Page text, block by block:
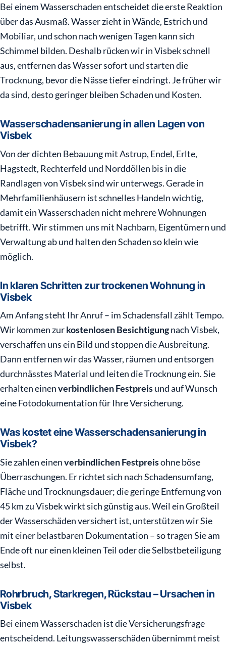
Bei einem Wasserschaden entscheidet die erste Reaktion
über das Ausmaß. Wasser zieht in Wände, Estrich und
Mobiliar, und schon nach wenigen Tagen kann sich
Schimmel bilden. Deshalb rücken wir in Visbek schnell
aus, entfernen das Wasser sofort und starten die
Trocknung, bevor die Nässe tiefer eindringt. Je früher wir
da sind, desto geringer bleiben Schaden und Kosten.
Wasserschadensanierung in allen Lagen von
Visbek
Von der dichten Bebauung mit Astrup, Endel, Erlte,
Hagstedt, Rechterfeld und Norddöllen bis in die
Randlagen von Visbek sind wir unterwegs. Gerade in
Mehrfamilienhäusern ist schnelles Handeln wichtig,
damit ein Wasserschaden nicht mehrere Wohnungen
betrifft. Wir stimmen uns mit Nachbarn, Eigentümern und
Verwaltung ab und halten den Schaden so klein wie
möglich.
In klaren Schritten zur trockenen Wohnung in
Visbek
Am Anfang steht Ihr Anruf – im Schadensfall zählt Tempo.
Wir kommen zurkostenlosen Besichtigungnach Visbek,
verschaffen uns ein Bild und stoppen die Ausbreitung.
Dann entfernen wir das Wasser, räumen und entsorgen
durchnässtes Material und leiten die Trocknung ein. Sie
erhalten einenverbindlichen Festpreisund auf Wunsch
eine Fotodokumentation für Ihre Versicherung.
Was kostet eine Wasserschadensanierung in
Visbek?
Sie zahlen einenverbindlichen Festpreisohne böse
Überraschungen. Er richtet sich nach Schadensumfang,
Fläche und Trocknungsdauer; die geringe Entfernung von
45 km zu Visbek wirkt sich günstig aus. Weil ein Großteil
der Wasserschäden versichert ist, unterstützen wir Sie
mit einer belastbaren Dokumentation – so tragen Sie am
Ende oft nur einen kleinen Teil oder die Selbstbeteiligung
selbst.
Rohrbruch, Starkregen, Rückstau – Ursachen in
Visbek
Bei einem Wasserschaden ist die Versicherungsfrage
entscheidend. Leitungswasserschäden übernimmt meist